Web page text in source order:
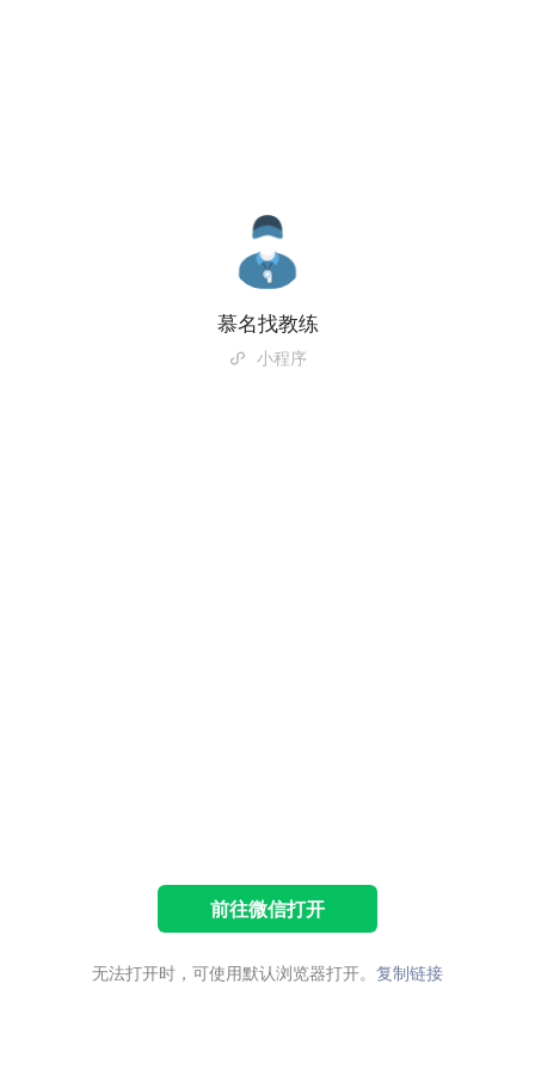
慕名找教练
小程序
前往微信打开
无法打开时，可使用默认浏览器打开。 复制链接